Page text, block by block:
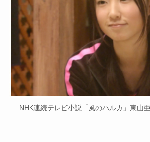
NHK連続テレビ小説「風のハルカ」東山